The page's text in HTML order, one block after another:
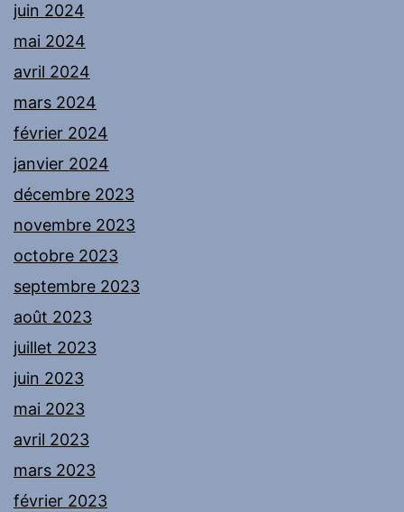
juin 2024
mai 2024
avril 2024
mars 2024
février 2024
janvier 2024
décembre 2023
novembre 2023
octobre 2023
septembre 2023
août 2023
juillet 2023
juin 2023
mai 2023
avril 2023
mars 2023
février 2023